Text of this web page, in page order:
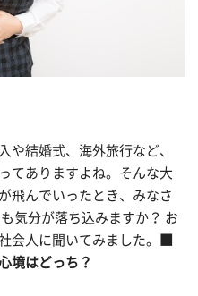
や結婚式、海外旅行など、
てありますよね。そんな大
飛んでいったとき、みなさ
気分が落ち込みますか？ お
会人に聞いてみました。
境はどっち？